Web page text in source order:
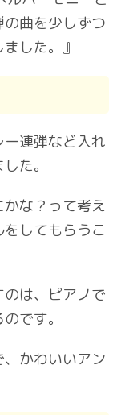
曲を少しずつ
した。』
連弾など入れ
た。
な？って考え
してもらうこ
は、ピアノで
です。
かわいいアン